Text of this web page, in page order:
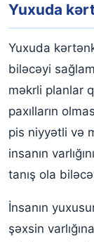
Yuxuda evə
Yuxuda
Yuxuda sizi
Yuxuda rəngli
Yuxuda böyük
Yuxuda
Yuxuda yaşıl
Yuxuda
Yuxuda
biləcəyi
məkrli planlar
paxılların
pis niyyətli və
insanın
tanış ola
İnsanın
şəxsin